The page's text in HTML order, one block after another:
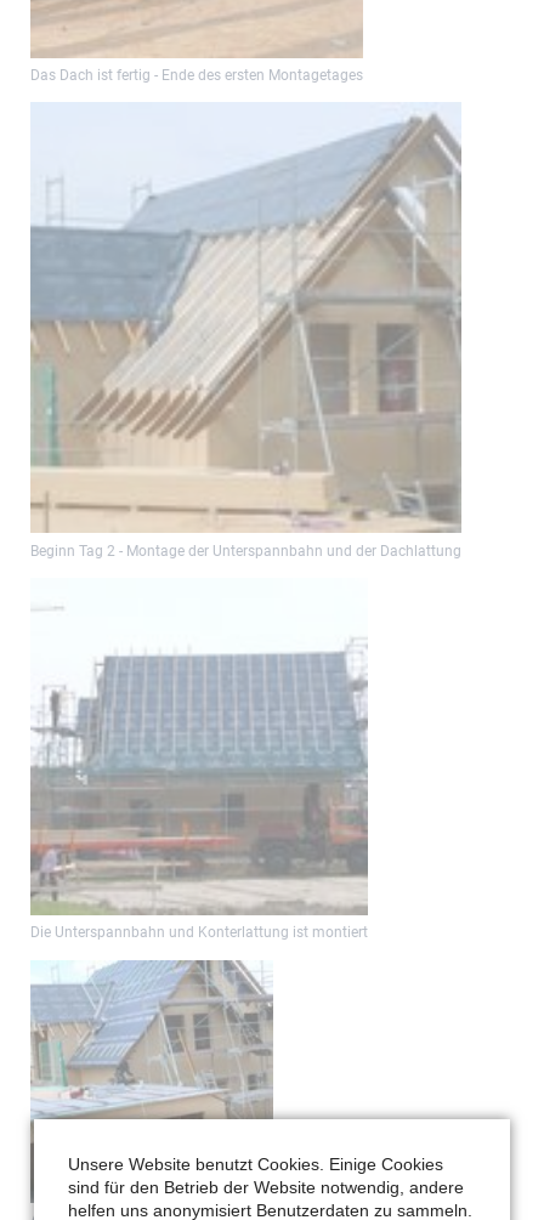
Das Dach ist fertig - Ende des ersten Montagetages
Beginn Tag 2 - Montage der Unterspannbahn und der Dachlattung
Die Unterspannbahn und Konterlattung ist montiert
Unsere Website benutzt Cookies. Einige Cookies
sind für den Betrieb der Website notwendig, andere
helfen uns anonymisiert Benutzerdaten zu sammeln.